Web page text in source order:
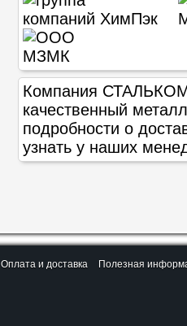
Компания СТАЛЬКОМ
качественный
подробности о
узнать у наших
Оплата и доставка
Полезная